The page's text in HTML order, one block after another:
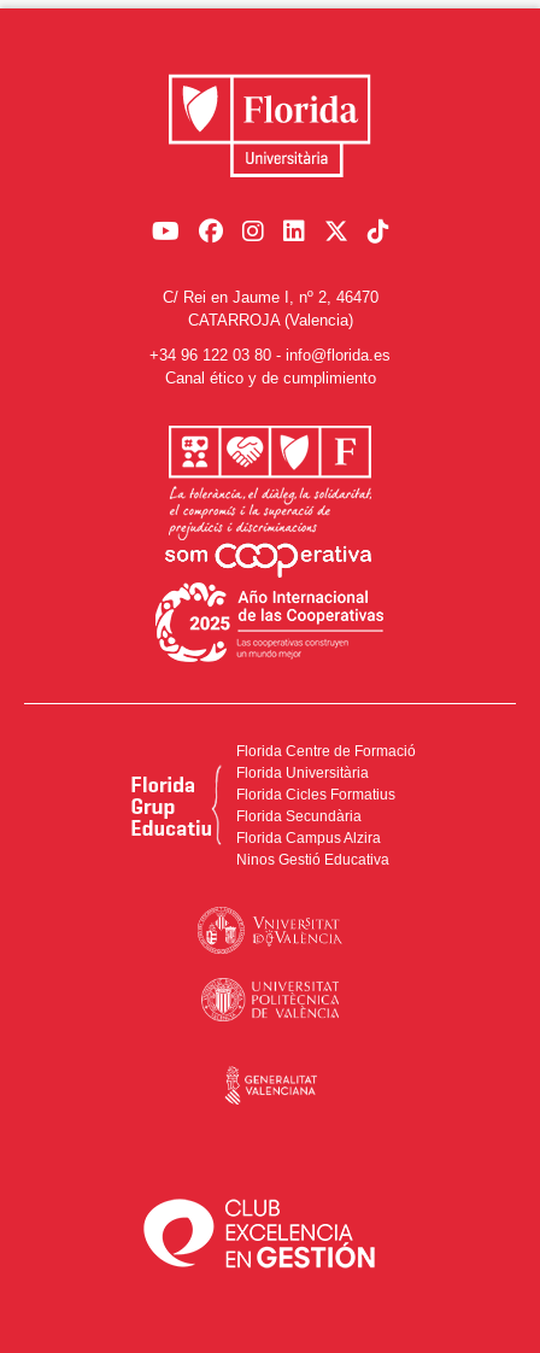
C/ Rei en Jaume I, nº 2, 46470
CATARROJA (Valencia)
+34 96 122 03 80 - info@florida.es
Canal ético y de cumplimiento
Florida Centre de Formació
Florida Universitària
Florida Cicles Formatius
Florida Secundària
Florida Campus Alzira
Ninos Gestió Educativa